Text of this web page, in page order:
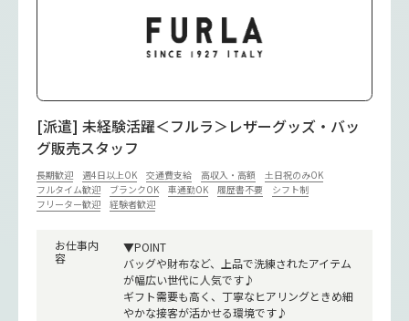
[派遣] 未経験活躍＜フルラ＞レザーグッズ・バッ
グ販売スタッフ
長期歓迎 週4日以上OK 交通費支給 高収入・高額
土日祝のみOK
フルタイム歓迎
ブランクOK 車通勤OK 履歴書不要
シフト制
フリーター歓迎
経験者歓迎
お仕事内
容
▼POINT
バッグや財布など、上品で洗練されたアイテム
が幅広い世代に人気です♪
ギフト需要も高く、丁寧なヒアリングときめ細
やかな接客が活かせる環境です♪